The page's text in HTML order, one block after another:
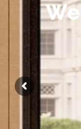
We